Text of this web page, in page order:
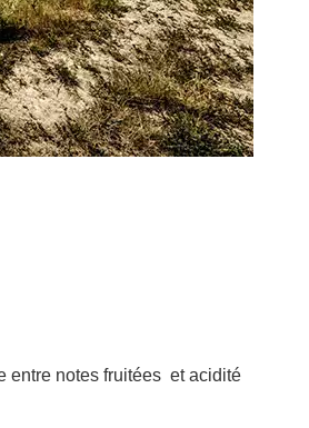
entre notes fruitées et acidité